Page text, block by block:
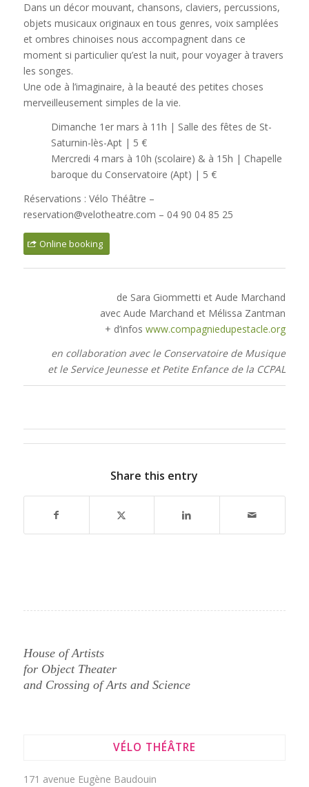
Dans un décor mouvant, chansons, claviers, percussions,
objets musicaux originaux en tous genres, voix samplées
et ombres chinoises nous accompagnent dans ce
moment si particulier qu’est la nuit, pour voyager à travers
les songes.
Une ode à l’imaginaire, à la beauté des petites choses
merveilleusement simples de la vie.
Dimanche 1er mars à 11h | Salle des fêtes de St-
Saturnin-lès-Apt | 5 €
Mercredi 4 mars à 10h (scolaire) & à 15h | Chapelle
baroque du Conservatoire (Apt) | 5 €
Réservations : Vélo Théâtre –
reservation@velotheatre.com – 04 90 04 85 25
Online booking
de Sara Giommetti et Aude Marchand
avec Aude Marchand et Mélissa Zantman
+ d’infoswww.compagniedupestacle.org
en collaboration avec le Conservatoire de Musique
et le Service Jeunesse et Petite Enfance de la CCPAL
Share this entry
House of Artists
for Object Theater
and Crossing of Arts and Science
VÉLO THÉÂTRE
171 avenue Eugène Baudouin